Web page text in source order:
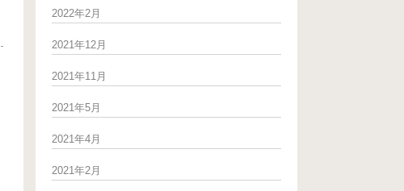
2022年2月
2021年12月
2021年11月
2021年5月
2021年4月
2021年2月